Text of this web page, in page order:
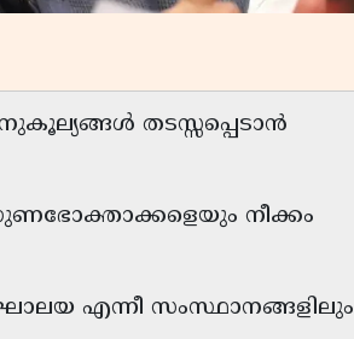
തടസ്സപ്പെടാൻ
നീക്കം
എന്നീ സംസ്ഥാനങ്ങളിലും